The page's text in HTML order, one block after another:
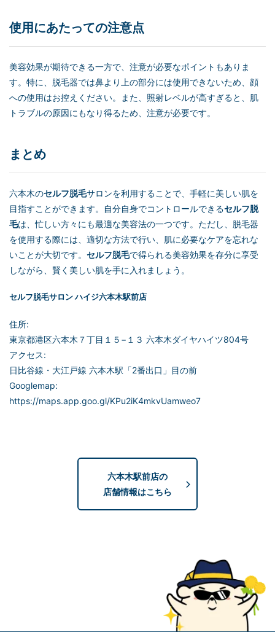
使用にあたっての注意点
美容効果が期待できる一方で、注意が必要なポイントもありま
す。特に、脱毛器では鼻より上の部分には使用できないため、顔
への使用はお控えください。また、照射レベルが高すぎると、肌
トラブルの原因にもなり得るため、注意が必要です。
まとめ
六本木のセルフ脱毛サロンを利用することで、手軽に美しい肌を
目指すことができます。自分自身でコントロールできるセルフ脱
毛は、忙しい方々にも最適な美容法の一つです。ただし、脱毛器
を使用する際には、適切な方法で行い、肌に必要なケアを忘れな
いことが大切です。 セルフ脱毛で得られる美容効果を存分に享受
しながら、賢く美しい肌を手に入れましょう。
セルフ脱毛サロン ハイジ六本木駅前店
住所:
東京都港区六本木７丁目１５−１３ 六本木ダイヤハイツ804号
アクセス:
日比谷線・大江戸線 六本木駅「2番出口」目の前
Googlemap:
https://maps.app.goo.gl/KPu2iK4mkvUamweo7
六本木駅前店の
店舗情報はこちら